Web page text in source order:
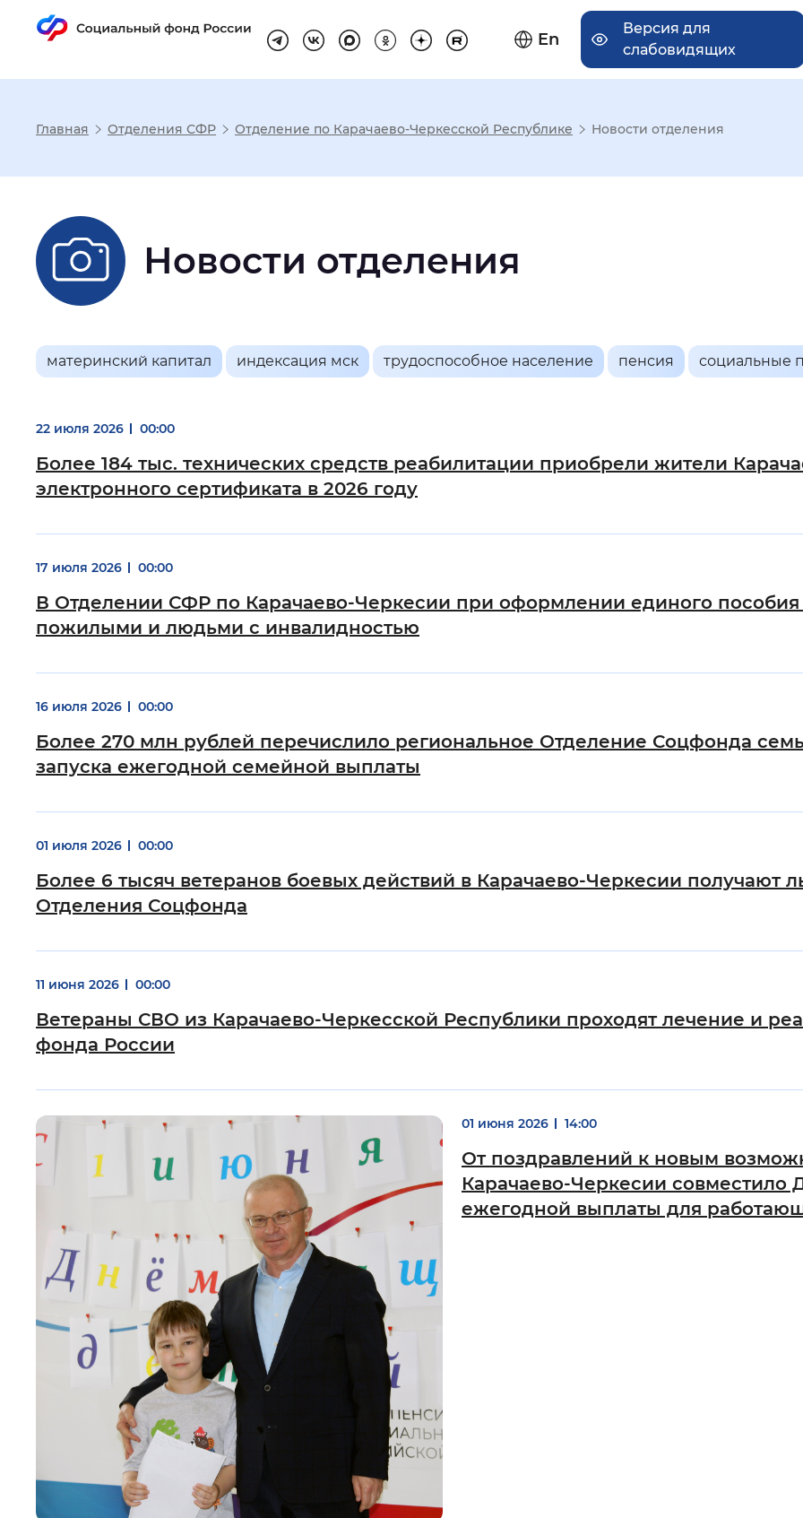
En
Версия для
слабовидящих
Настройка режима отображения
Размер шрифта
Шрифт
Интервал между буквами: Нормальный Увеличенный
Звуковой ассистент: Воспроизвести Остановить Повторить
Вернуть стандартные настройки
Главная Отделения СФР Отделение по Карачаево-Черкесской Республике Новости отделения
Новости отделения
материнский капитал индексация мск трудоспособное население пенсия социальные
22 июля 2026 00:00
Более 184 тыс. технических средств реабилитации приобрели жители
электронного сертификата в 2026 году
17 июля 2026 00:00
В Отделении СФР по Карачаево-Черкесии при оформлении единого пособия
пожилыми и людьми с инвалидностью
16 июля 2026 00:00
Более 270 млн рублей перечислило региональное Отделение Соцфонда
запуска ежегодной семейной выплаты
01 июля 2026 00:00
Более 6 тысяч ветеранов боевых действий в Карачаево-Черкесии получают
Отделения Соцфонда
11 июня 2026 00:00
Ветераны СВО из Карачаево-Черкесской Республики проходят лечение и
фонда России
01 июня 2026 14:00
От поздравлений к новым
Карачаево-Черкесии совместило
ежегодной выплаты для